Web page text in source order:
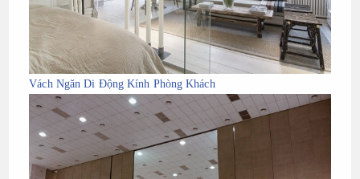
Vách Ngăn Di Động Kính Phòng Khách